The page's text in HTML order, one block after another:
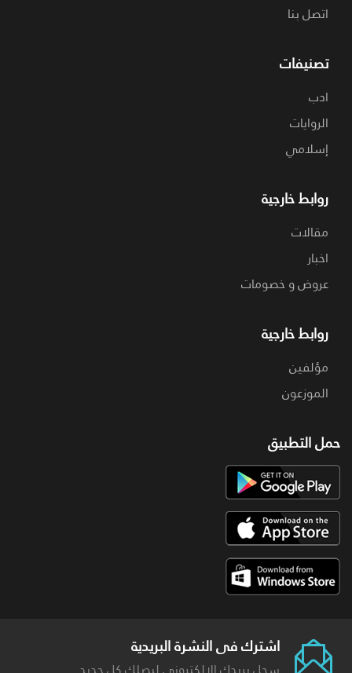
اتصل بنا
تصنيفات
ادب
الروايات
إسلامي
روابط خارجية
مقالات
اخبار
عروض و خصومات
روابط خارجية
مؤلفين
الموزعون
حمل التطبيق
اشترك فى النشرة البريدية